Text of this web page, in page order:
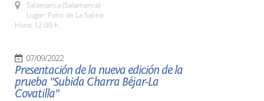
Salamanca (Salamanca)
Lugar: Patio de La Salina
Hora: 12:00 h.
07/09/2022
Presentación de la nueva edición de la
prueba "Subida Charra Béjar-La
Covatilla"